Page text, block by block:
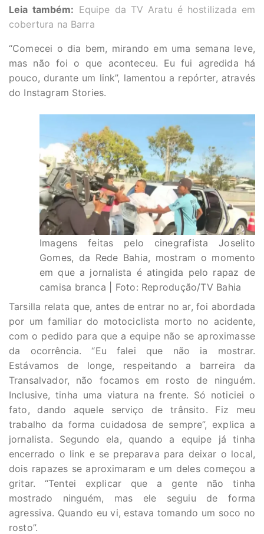
Leia também: Equipe da TV Aratu é hostilizada em
cobertura na Barra
“Comecei o dia bem, mirando em uma semana leve,
mas não foi o que aconteceu. Eu fui agredida há
pouco, durante um link”, lamentou a repórter, através
do Instagram Stories.
Imagens feitas pelo cinegrafista Joselito
Gomes, da Rede Bahia, mostram o momento
em que a jornalista é atingida pelo rapaz de
camisa branca | Foto: Reprodução/TV Bahia
Tarsilla relata que, antes de entrar no ar, foi abordada
por um familiar do motociclista morto no acidente,
com o pedido para que a equipe não se aproximasse
da ocorrência. “Eu falei que não ia mostrar.
Estávamos de longe, respeitando a barreira da
Transalvador, não focamos em rosto de ninguém.
Inclusive, tinha uma viatura na frente. Só noticiei o
fato, dando aquele serviço de trânsito. Fiz meu
trabalho da forma cuidadosa de sempre”, explica a
jornalista. Segundo ela, quando a equipe já tinha
encerrado o link e se preparava para deixar o local,
dois rapazes se aproximaram e um deles começou a
gritar. “Tentei explicar que a gente não tinha
mostrado ninguém, mas ele seguiu de forma
agressiva. Quando eu vi, estava tomando um soco no
rosto”.